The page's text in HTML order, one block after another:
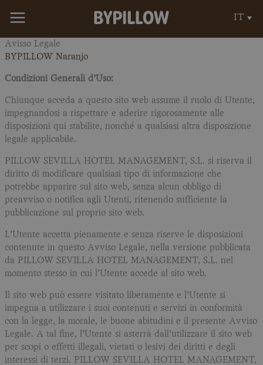
IT
Avisso Legale
BYPILLOW Naranjo
Condizioni Generali d’Uso:
Chiunque acceda a questo sito web assume il ruolo di Utente,
impegnandosi a rispettare e aderire rigorosamente alle
disposizioni qui stabilite, nonché a qualsiasi altra disposizione
legale applicabile.
PILLOW SEVILLA HOTEL MANAGEMENT, S.L. si riserva il
diritto di modificare qualsiasi tipo di informazione che
potrebbe apparire sul sito web, senza alcun obbligo di
preavviso o notifica agli Utenti, ritenendo sufficiente la
pubblicazione sul proprio sito web.
L’Utente accetta pienamente e senza riserve le disposizioni
contenute in questo Avviso Legale, nella versione pubblicata
da PILLOW SEVILLA HOTEL MANAGEMENT, S.L. nel
momento stesso in cui l’Utente accede al sito web.
Il sito web può essere visitato liberamente e l’Utente si
impegna a utilizzare i suoi contenuti e servizi in conformità
con la legge, la morale, le buone abitudini e il presente Avviso
Legale. A tal fine, l’Utente si asterrà dall’utilizzare il sito web
per scopi o effetti illegali, vietati o lesivi dei diritti e degli
interessi di terzi. PILLOW SEVILLA HOTEL MANAGEMENT,